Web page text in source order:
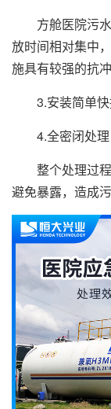
方舱医院污水
放时间相对集中
施具有较强的抗冲
3.安装简单快
4.全密闭处理
整个处理过程
避免暴露，造成污